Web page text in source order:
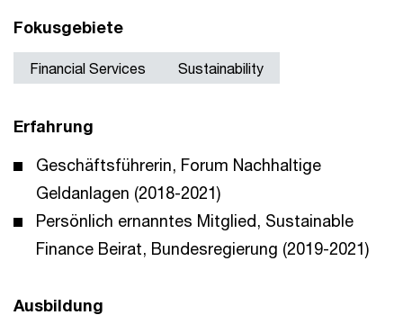
Fokusgebiete
Financial Services Sustainability
Erfahrung
Geschäftsführerin, Forum Nachhaltige
Geldanlagen (2018-2021)
Persönlich ernanntes Mitglied, Sustainable
Finance Beirat, Bundesregierung (2019-2021)
Ausbildung